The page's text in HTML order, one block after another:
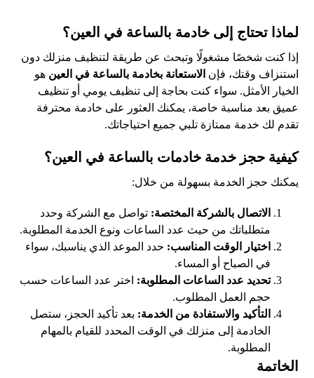
لماذا تحتاج إلى خادمة بالساعة في العين؟
إذا كنت شخصًا مشغولًا وتبحث عن طريقة لتنظيف منزلك دون
استنزاف وقتك، فإن الاستعانة بخادمة بالساعة في العين هو
الخيار الأمثل. سواء كنت بحاجة إلى تنظيف يومي أو تنظيف
عميق بعد مناسبة خاصة، يمكنك العثور على خادمة محترفة
تقدم لك خدمة ممتازة تلبي جميع احتياجاتك.
كيفية حجز خدمة خادمات بالساعة في العين؟
يمكنك حجز الخدمة بسهولة من خلال:
الاتصال بالشركة المختصة: تواصل مع الشركة وحدد
متطلباتك من حيث عدد الساعات ونوع الخدمة المطلوبة.
اختيار الوقت المناسب: حدد الموعد الذي يناسبك، سواء
في الصباح أو المساء.
تحديد عدد الساعات المطلوبة: اختر عدد الساعات حسب
حجم العمل المطلوب.
التأكيد والاستفادة من الخدمة: بعد تأكيد الحجز، ستصل
الخادمة إلى منزلك في الوقت المحدد للقيام بالمهام
المطلوبة.
الخاتمة